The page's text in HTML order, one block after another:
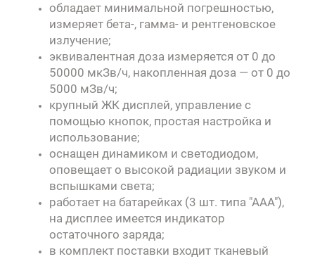
обладает минимальной погрешностью,
измеряет бета-, гамма- и рентгеновское
излучение;
эквивалентная доза измеряется от 0 до
50000 мкЗв/ч, накопленная доза — от 0 до
5000 мЗв/ч;
крупный ЖК дисплей, управление с
помощью кнопок, простая настройка и
использование;
оснащен динамиком и светодиодом,
оповещает о высокой радиации звуком и
вспышками света;
работает на батарейках (3 шт. типа "ААА"),
на дисплее имеется индикатор
остаточного заряда;
в комплект поставки входит тканевый